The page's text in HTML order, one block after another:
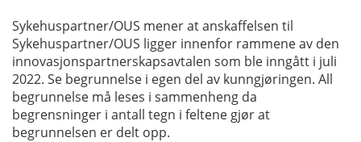
Sykehuspartner/OUS mener at anskaffelsen til
Sykehuspartner/OUS ligger innenfor rammene av den
innovasjonspartnerskapsavtalen som ble inngått i juli
2022. Se begrunnelse i egen del av kunngjøringen. All
begrunnelse må leses i sammenheng da
begrensninger i antall tegn i feltene gjør at
begrunnelsen er delt opp.